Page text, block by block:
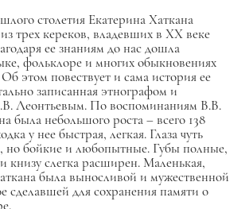
столетия Екатерина Хаткана
трех кереков, владевших в XX веке
ее знаниям до нас дошла
фольклоре и многих обыкновениях
этом повествует и сама история ее
записанная этнографом и
Леонтьевым. По воспоминаниям В.В.
была небольшого роста – всего 138
у нее быстрая, легкая. Глаза чуть
но бойкие и любопытные. Губы полные,
книзу слегка расширен. Маленькая,
была выносливой и мужественной
для сохранения памяти о